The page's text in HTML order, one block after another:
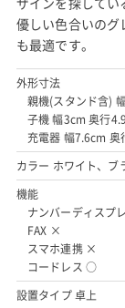
優しい色合いのグ
も最適です。
外形寸法
親機(スタンド含)
子機 幅3cm 奥行
充電器 幅7.6cm
カラー ホワイト、ブ
機能
ナンバーディスプ
FAX ×
スマホ連携 ×
コードレス ○
設置タイプ 卓上